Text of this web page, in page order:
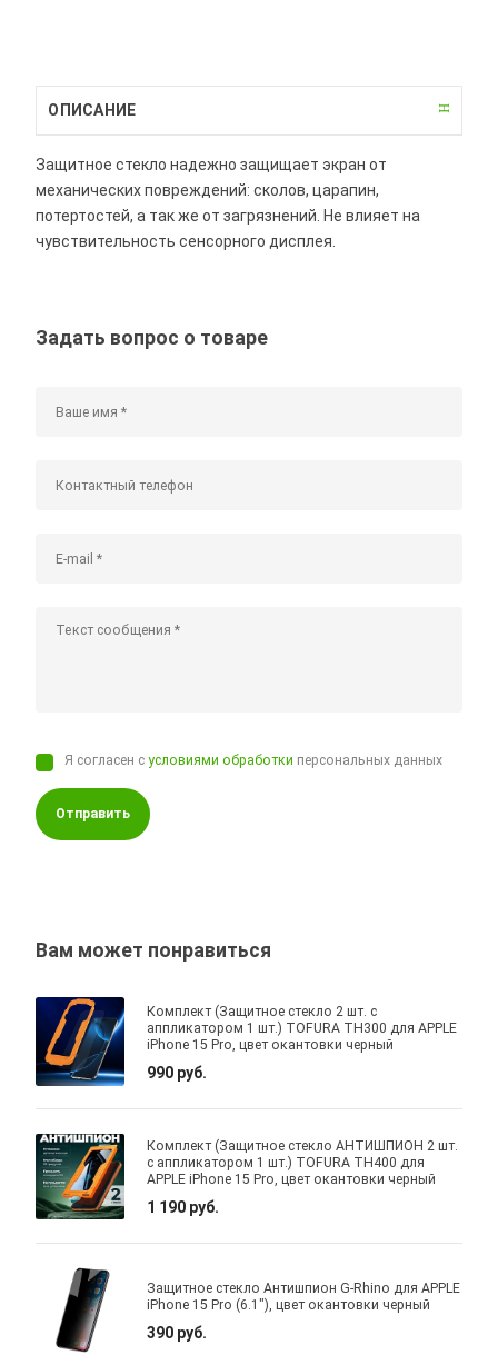
ОПИСАНИЕ
Защитное стекло надежно защищает экран от
механических повреждений: сколов, царапин,
потертостей, а так же от загрязнений. Не влияет на
чувствительность сенсорного дисплея.
Задать вопрос о товаре
Я согласен сусловиями обработки персональных данных
Отправить
Вам может понравиться
Комплект (Защитное стекло 2 шт. с
аппликатором 1 шт.) TOFURA TH300 для APPLE
iPhone 15 Pro, цвет окантовки черный
990 руб.
Комплект (Защитное стекло АНТИШПИОН 2 шт.
с аппликатором 1 шт.) TOFURA TH400 для
APPLE iPhone 15 Pro, цвет окантовки черный
1 190 руб.
Защитное стекло Антишпион G-Rhino для APPLE
iPhone 15 Pro (6.1"), цвет окантовки черный
390 руб.